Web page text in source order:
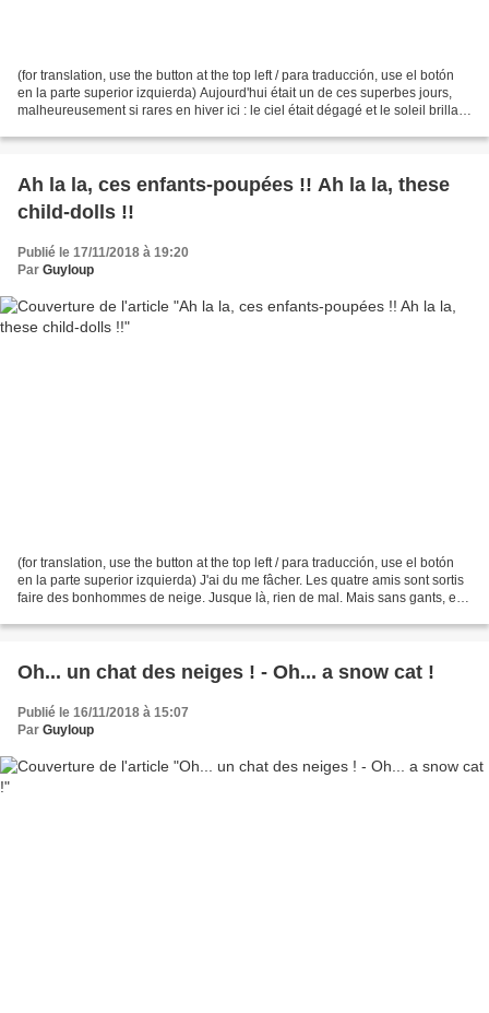
(for translation, use the button at the top left / para traducción, use el botón
en la parte superior izquierda) Aujourd'hui était un de ces superbes jours,
malheureusement si rares en hiver ici : le ciel était dégagé et le soleil brillait.
Ah la la, ces enfants-poupées !! Ah la la, these
child-dolls !!
Publié le 17/11/2018 à 19:20
Par Guyloup
(for translation, use the button at the top left / para traducción, use el botón
en la parte superior izquierda) J'ai du me fâcher. Les quatre amis sont sortis
faire des bonhommes de neige. Jusque là, rien de mal. Mais sans gants, et
Oh... un chat des neiges ! - Oh... a snow cat !
Publié le 16/11/2018 à 15:07
Par Guyloup